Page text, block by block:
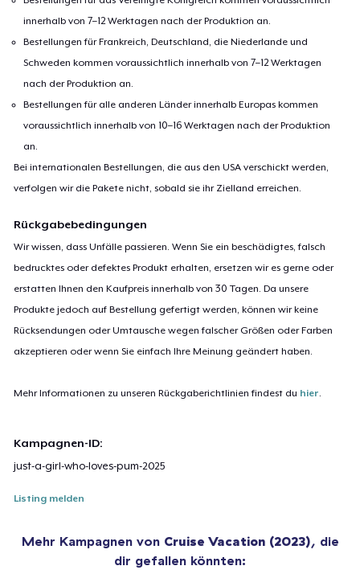
innerhalb von 7–12 Werktagen nach der Produktion an.
Bestellungen für Frankreich, Deutschland, die Niederlande und
Schweden kommen voraussichtlich innerhalb von 7–12 Werktagen
nach der Produktion an.
Bestellungen für alle anderen Länder innerhalb Europas kommen
voraussichtlich innerhalb von 10–16 Werktagen nach der Produktion
an.
Bei internationalen Bestellungen, die aus den USA verschickt werden,
verfolgen wir die Pakete nicht, sobald sie ihr Zielland erreichen.
Rückgabebedingungen
Wir wissen, dass Unfälle passieren. Wenn Sie ein beschädigtes, falsch
bedrucktes oder defektes Produkt erhalten, ersetzen wir es gerne oder
erstatten Ihnen den Kaufpreis innerhalb von 30 Tagen. Da unsere
Produkte jedoch auf Bestellung gefertigt werden, können wir keine
Rücksendungen oder Umtausche wegen falscher Größen oder Farben
akzeptieren oder wenn Sie einfach Ihre Meinung geändert haben.
Mehr Informationen zu unseren Rückgaberichtlinien findest du hier.
Kampagnen-ID:
just-a-girl-who-loves-pum-2025
Listing melden
Mehr Kampagnen von Cruise Vacation (2023), die
dir gefallen könnten: